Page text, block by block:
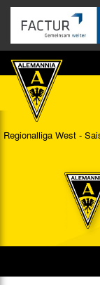
Regionalliga West -